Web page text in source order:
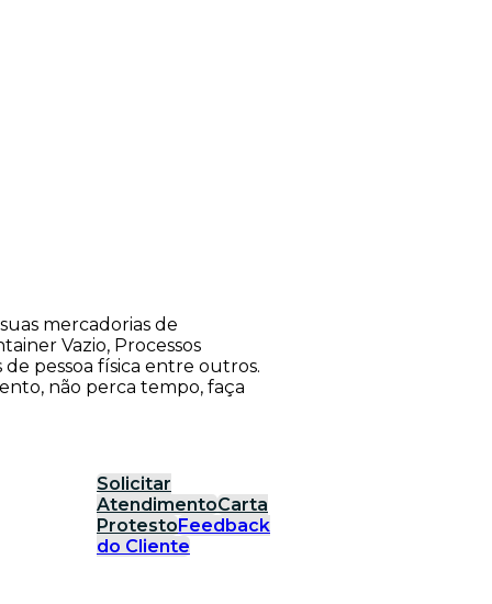
mercadorias de
Vazio, Processos
de pessoa física entre outros.
não perca tempo, faça
Solicitar
AtendimentoCarta
ProtestoFeedback
do Cliente